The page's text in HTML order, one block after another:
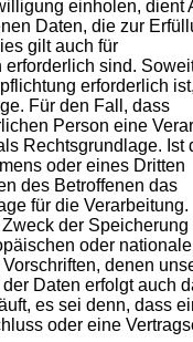
einholen, dient
Daten, die zur
gilt auch für
sind.
erforderlich
Für den Fall, dass
Person eine
Rechtsgrundlage. Ist
oder eines Dritten
des Betroffenen das
für die Verarbeitung.
der Speicherung
oder
denen
Daten erfolgt auch
es sei denn, dass
oder eine